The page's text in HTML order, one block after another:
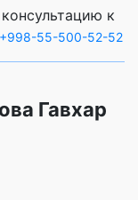
к
+998-55-500-52-52
Гавхар